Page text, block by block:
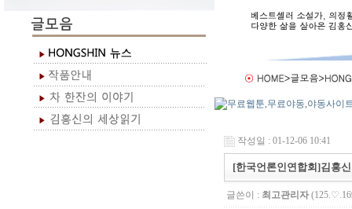
작성일 : 01-12-06 10:41
[한국언론인연합회]김홍
글쓴이 : 최고관리자